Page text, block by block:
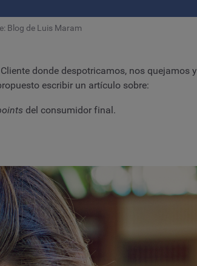
Blog de Luis Maram
donde despotricamos, nos quejamos
escribir un artículo sobre:
del consumidor final.